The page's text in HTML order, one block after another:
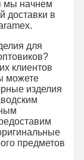
мы начнем
доставки в
для
клиентов
можете
изделия
предметов